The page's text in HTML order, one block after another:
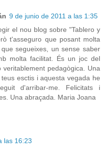
9 de junio de 2011 a las 1:35
el nou blog sobre "Tablero y
t'asseguro que posant molta
segueixes, un sense saber
molta facilitat. És un joc del
pedagògica. Una
esctis i aquesta vegada he
d'arribar-me. Felicitats i
Una abraçada. Maria Joana
las 16:23